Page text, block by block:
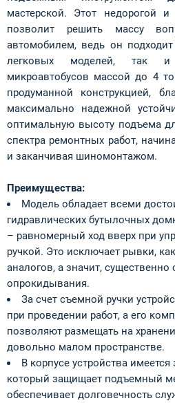
мастерской. Этот недорогой
позволит решить массу
автомобилем, ведь он
легковых моделей, так и
микроавтобусов массой до 4
продуманной конструкцией,
максимально надежной
оптимальную высоту подъема
спектра ремонтных работ,
и заканчивая шиномонтажом.
Преимущества:
Модель обладает всеми
гидравлических бутылочных
– равномерный ход вверх при
ручкой. Это исключает рывки,
аналогов, а значит, существенно
опрокидывания.
За счет съемной ручки
при проведении работ, а его
позволяют размещать на
довольно малом пространстве.
В корпусе устройства
который защищает подъемный
обеспечивает долговечность